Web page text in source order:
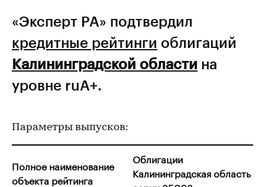
«Эксперт РА» подтвердил
кредитные рейтинги облигаций
Калининградской области на
уровне ruA+.
Параметры выпусков:
Полное наименование
объекта рейтинга
Облигации
Калининградская область